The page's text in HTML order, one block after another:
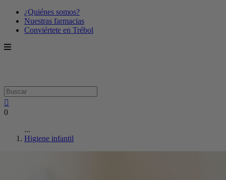
¿Quiénes somos?
Nuestras farmacias
Conviértete en Trébol
0
...
Higiene infantil